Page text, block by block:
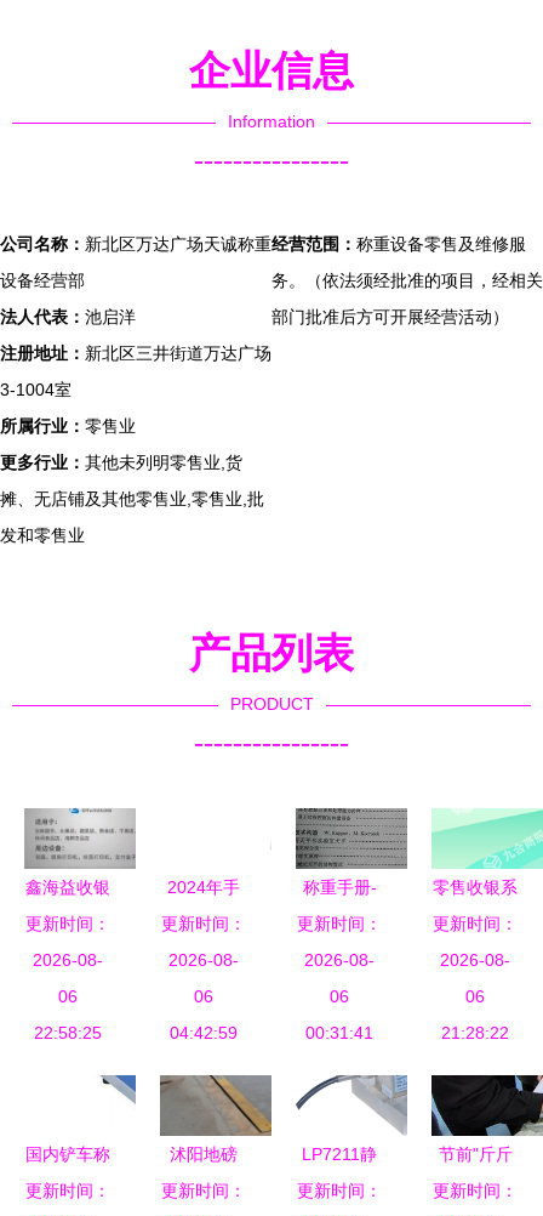
企业信息
Information
----------------
公司名称： 新北区万达广场天诚称重
设备经营部
法人代表： 池启洋
注册地址： 新北区三井街道万达广场
3-1004室
所属行业： 零售业
更多行业： 其他未列明零售业,货
摊、无店铺及其他零售业,零售业,批
发和零售业
经营范围： 称重设备零售及维修服
务。（依法须经批准的项目，经相关
部门批准后方可开展经营活动）
产品列表
PRODUCT
----------------
鑫海益收银
源头商家莆
田慧选 点
餐收银软件
与称重设备
更新时间：
2026-08-
06
22:58:25
2024年手
术机器人创
新十大力量
器械之家的
选择背后暗
更新时间：
2026-08-
06
04:42:59
称重手册-
零售环节经
销商的经营
指南 基于
中国收藏热
更新时间：
2026-08-
06
00:31:41
零售收银系
统申请指南
硬件、软件
与成本真相
更新时间：
2026-08-
06
21:28:22
国内铲车称
重系统 大
更新时间：
沭阳地磅
上海鹰衡称
更新时间：
LP7211静
载称重模块
更新时间：
节前"斤斤
计较" 武汉
更新时间：